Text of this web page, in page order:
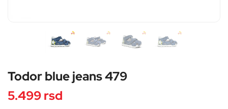
Todor blue jeans 479
5.499rsd